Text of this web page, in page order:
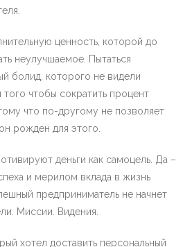
ценность, которой до
неулучшаемое. Пытаться
болид, которого не видели
чтобы сократить процент
что по-другому не позволяет
рожден для этого.
деньги как самоцель. Да –
и мерилом вклада в жизнь
предприниматель не начнет
Миссии. Видения.
хотел доставить персональный